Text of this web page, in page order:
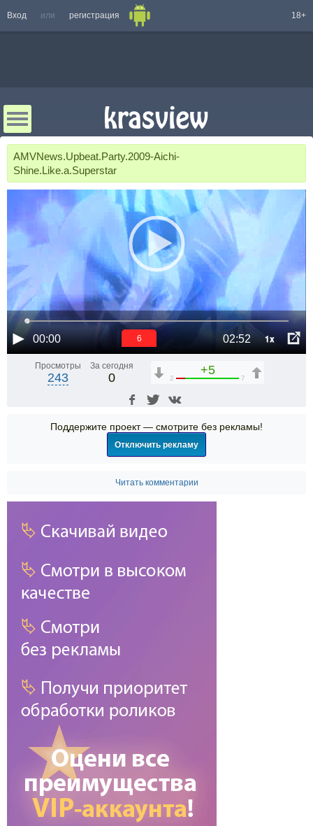
Вход или регистрация 18+
AMVNews.Upbeat.Party.2009-Aichi-
Shine.Like.a.Superstar
00:00 02:52 1x
6
Просмотры
243
За сегодня
0
+5
2 7
Поддержите проект — смотрите без рекламы!
Отключить рекламу
Читать комментарии